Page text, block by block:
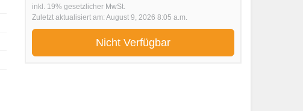
inkl. 19% gesetzlicher MwSt.
Zuletzt aktualisiert am: August 9, 2026 8:05 a.m.
Nicht Verfügbar